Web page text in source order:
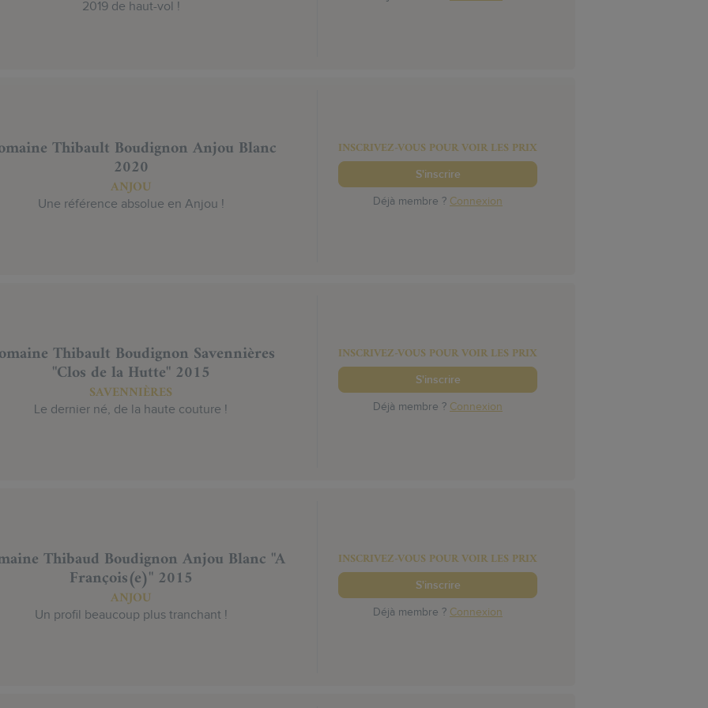
2019 de haut-vol !
Thibault Boudignon Anjou Blanc
2020
ANJOU
Une référence absolue en Anjou !
INSCRIVEZ-VOUS POUR VOIR LES PRIX
S'inscrire
Déjà membre ? Connexion
Thibault Boudignon Savennières
"Clos de la Hutte" 2015
SAVENNIÈRES
Le dernier né, de la haute couture !
INSCRIVEZ-VOUS POUR VOIR LES PRIX
S'inscrire
Déjà membre ? Connexion
Thibaud Boudignon Anjou Blanc "A
François(e)" 2015
ANJOU
Un profil beaucoup plus tranchant !
INSCRIVEZ-VOUS POUR VOIR LES PRIX
S'inscrire
Déjà membre ? Connexion